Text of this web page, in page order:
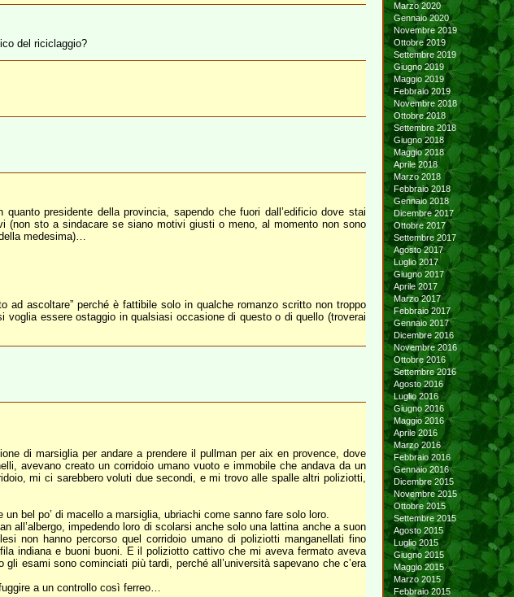
del riciclaggio?
presidente della provincia, sapendo che fuori dall’edificio dove stai
(non sto a sindacare se siano motivi giusti o meno, al momento non sono
medesima)…
ad ascoltare” perché è fattibile solo in qualche romanzo scritto non troppo
essere ostaggio in qualsiasi occasione di questo o di quello (troverai
di marsiglia per andare a prendere il pullman per aix en provence, dove
avevano creato un corridoio umano vuoto e immobile che andava da un
mi ci sarebbero voluti due secondi, e mi trovo alle spalle altri poliziotti,
bel po’ di macello a marsiglia, ubriachi come sanno fare solo loro.
impedendo loro di scolarsi anche solo una lattina anche a suon
non hanno percorso quel corridoio umano di poliziotti manganellati fino
indiana e buoni buoni. E il poliziotto cattivo che mi aveva fermato aveva
esami sono cominciati più tardi, perché all’università sapevano che c’era
a un controllo così ferreo…
Marzo 2020
Gennaio 2020
Novembre 2019
Ottobre 2019
Settembre 2019
Giugno 2019
Maggio 2019
Febbraio 2019
Novembre 2018
Ottobre 2018
Settembre 2018
Giugno 2018
Maggio 2018
Aprile 2018
Marzo 2018
Febbraio 2018
Gennaio 2018
Dicembre 2017
Ottobre 2017
Settembre 2017
Agosto 2017
Luglio 2017
Giugno 2017
Aprile 2017
Marzo 2017
Febbraio 2017
Gennaio 2017
Dicembre 2016
Novembre 2016
Ottobre 2016
Settembre 2016
Agosto 2016
Luglio 2016
Giugno 2016
Maggio 2016
Aprile 2016
Marzo 2016
Febbraio 2016
Gennaio 2016
Dicembre 2015
Novembre 2015
Ottobre 2015
Settembre 2015
Agosto 2015
Luglio 2015
Giugno 2015
Maggio 2015
Marzo 2015
Febbraio 2015